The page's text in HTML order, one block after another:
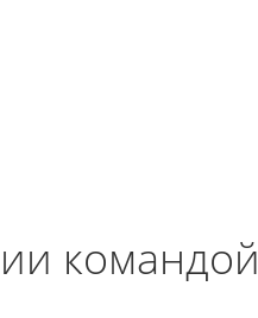
командой